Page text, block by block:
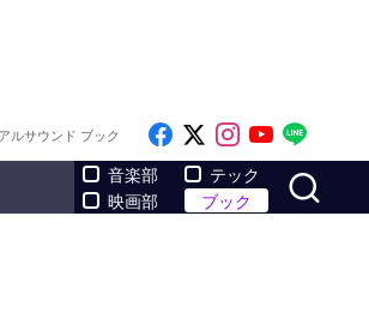
ルサウンド ブック Like on Facebook
Follow on x
Follow on
Follow
音楽部
映画部
テック
ブック